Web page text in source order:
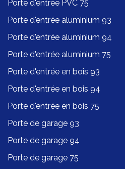
Porte d'entrée PVC 75
Porte d'entrée aluminium 93
Porte d'entrée aluminium 94
Porte d'entrée aluminium 75
Porte d'entrée en bois 93
Porte d'entrée en bois 94
Porte d'entrée en bois 75
Porte de garage 93
Porte de garage 94
Porte de garage 75